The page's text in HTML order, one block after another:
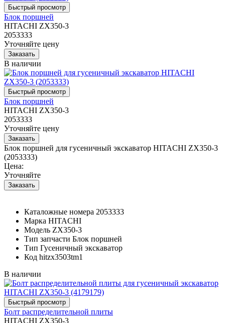
Блок поршней
HITACHI ZX350-3
2053333
Уточняйте цену
В наличии
Блок поршней
HITACHI ZX350-3
2053333
Уточняйте цену
Блок поршней для гусеничный экскаватор HITACHI ZX350-3
(2053333)
Цена:
Уточняйте
Каталожные номера 2053333
Марка HITACHI
Модель ZX350-3
Тип запчасти Блок поршней
Тип Гусеничный экскаватор
Код hitzx3503tm1
В наличии
Болт распределительной плиты
HITACHI ZX350-3